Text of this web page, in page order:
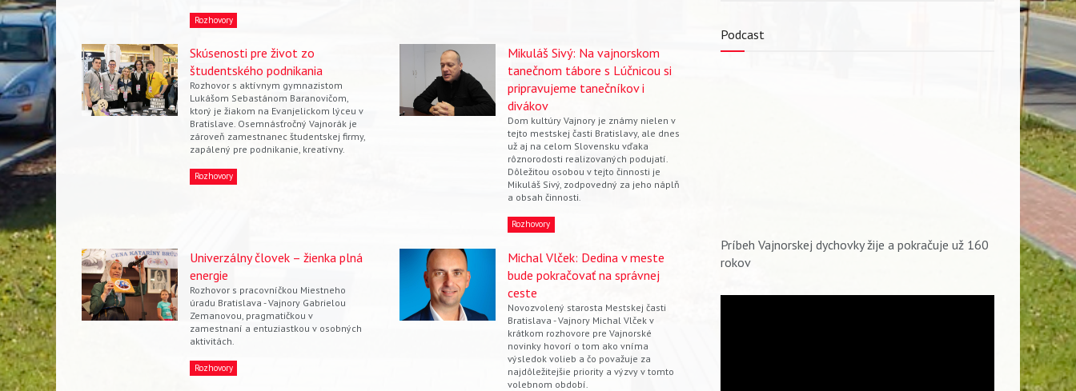
Rozhovory
Skúsenosti pre život zo
študentského podnikania
Rozhovor s aktívnym gymnazistom
Lukášom Sebastánom Baranovičom,
ktorý je žiakom na Evanjelickom lýceu v
Bratislave. Osemnásťročný Vajnorák je
zároveň zamestnanec študentskej firmy,
zapálený pre podnikanie, kreatívny.
Rozhovory
Mikuláš Sivý: Na vajnorskom
tanečnom tábore s Lúčnicou si
pripravujeme tanečníkov i
divákov
Dom kultúry Vajnory je známy nielen v
tejto mestskej časti Bratislavy, ale dnes
už aj na celom Slovensku vďaka
rôznorodosti realizovaných podujatí.
Dôležitou osobou v tejto činnosti je
Mikuláš Sivý, zodpovedný za jeho náplň
a obsah činnosti.
Rozhovory
Univerzálny človek – žienka plná
energie
Rozhovor s pracovníčkou Miestneho
úradu Bratislava - Vajnory Gabrielou
Zemanovou, pragmatičkou v
zamestnaní a entuziastkou v osobných
aktivitách.
Rozhovory
Michal Vlček: Dedina v meste
bude pokračovať na správnej
ceste
Novozvolený starosta Mestskej časti
Bratislava - Vajnory Michal Vlček v
krátkom rozhovore pre Vajnorské
novinky hovorí o tom ako vníma
výsledok volieb a čo považuje za
najdôležitejšie priority a výzvy v tomto
volebnom období.
Podcast
Príbeh Vajnorskej dychovky žije a pokračuje už 160
rokov